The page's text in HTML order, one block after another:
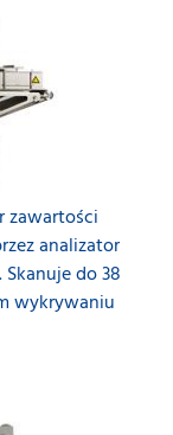
zawartości
analizator
Skanuje do 38
wykrywaniu